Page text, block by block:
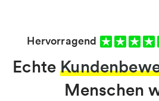
Hervorragend
Echte
Menschen